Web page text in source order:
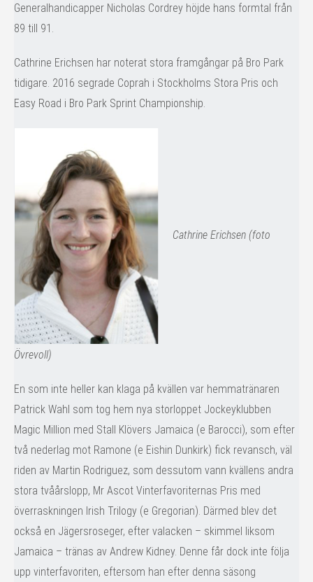
Generalhandicapper Nicholas Cordrey höjde hans formtal från
89 till 91.
Cathrine Erichsen har noterat stora framgångar på Bro Park
tidigare. 2016 segrade Coprah i Stockholms Stora Pris och
Easy Road i Bro Park Sprint Championship.
Cathrine Erichsen (foto
Övrevoll)
En som inte heller kan klaga på kvällen var hemmatränaren
Patrick Wahl som tog hem nya storloppet Jockeyklubben
Magic Million med Stall Klövers Jamaica (e Barocci), som efter
två nederlag mot Ramone (e Eishin Dunkirk) fick revansch, väl
riden av Martin Rodriguez, som dessutom vann kvällens andra
stora tvåårslopp, Mr Ascot Vinterfavoriternas Pris med
överraskningen Irish Trilogy (e Gregorian). Därmed blev det
också en Jägersroseger, efter valacken – skimmel liksom
Jamaica – tränas av Andrew Kidney. Denne får dock inte följa
upp vinterfavoriten, eftersom han efter denna säsong